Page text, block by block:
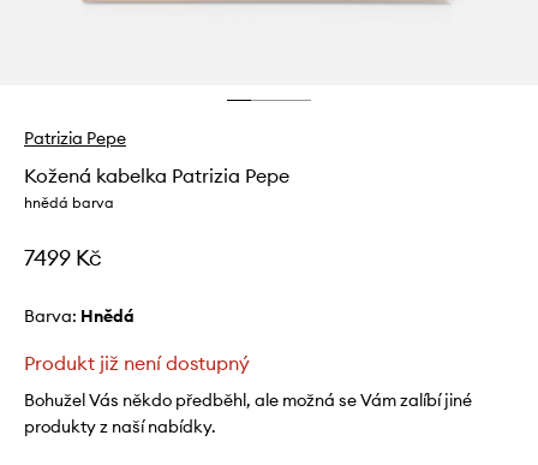
Patrizia Pepe
Kožená kabelka Patrizia Pepe
hnědá barva
7499 Kč
Barva: hnědá
Produkt již není dostupný
Bohužel Vás někdo předběhl, ale možná se Vám zalíbí jiné
produkty z naší nabídky.